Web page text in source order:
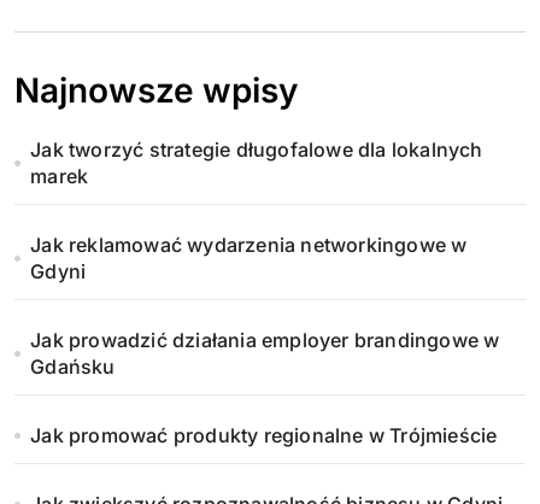
Najnowsze wpisy
Jak tworzyć strategie długofalowe dla lokalnych
marek
Jak reklamować wydarzenia networkingowe w
Gdyni
Jak prowadzić działania employer brandingowe w
Gdańsku
Jak promować produkty regionalne w Trójmieście